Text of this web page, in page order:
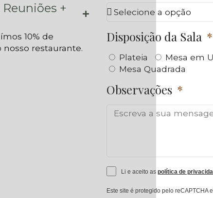
+
10% de
restaurante.
Disposição da Sala
Plateia Mesa em U
Mesa Quadrada
Observações
Li e aceito as política de
Este site é protegido pelo reCAPTCHA